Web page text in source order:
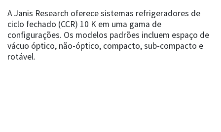
A Janis Research oferece sistemas refrigeradores de
ciclo fechado (CCR) 10 K em uma gama de
configurações. Os modelos padrões incluem espaço de
vácuo óptico, não-óptico, compacto, sub-compacto e
rotável.